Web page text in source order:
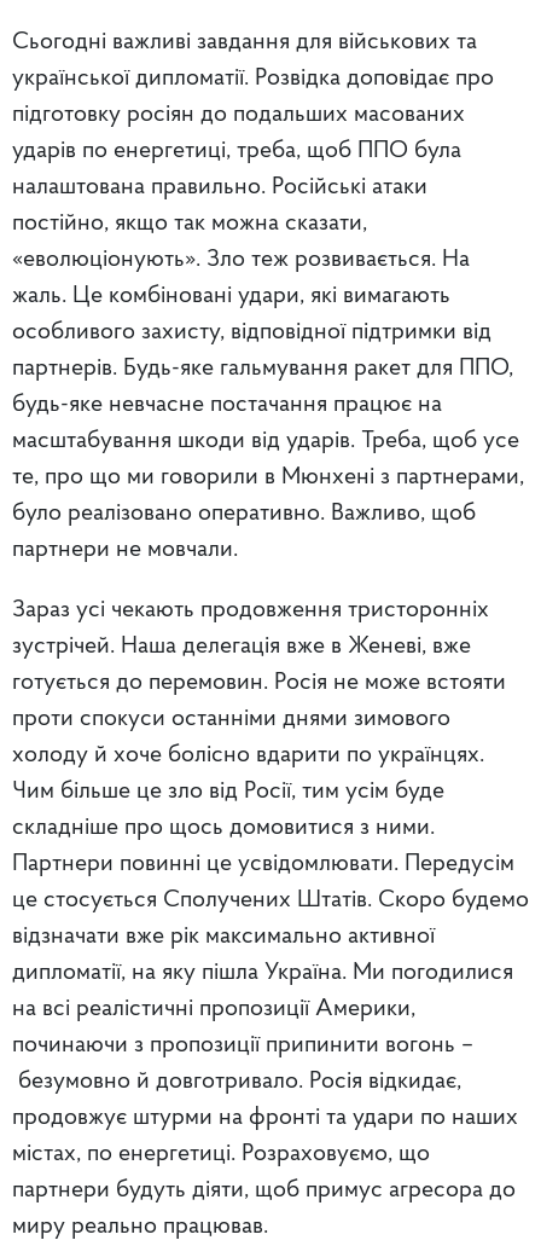
Сьогодні важливі завдання для військових та
української дипломатії. Розвідка доповідає про
підготовку росіян до подальших масованих
ударів по енергетиці, треба, щоб ППО була
налаштована правильно. Російські атаки
постійно, якщо так можна сказати,
«еволюціонують». Зло теж розвивається. На
жаль. Це комбіновані удари, які вимагають
особливого захисту, відповідної підтримки від
партнерів. Будь-яке гальмування ракет для ППО,
будь-яке невчасне постачання працює на
масштабування шкоди від ударів. Треба, щоб усе
те, про що ми говорили в Мюнхені з партнерами,
було реалізовано оперативно. Важливо, щоб
партнери не мовчали.
Зараз усі чекають продовження тристоронніх
зустрічей. Наша делегація вже в Женеві, вже
готується до перемовин. Росія не може встояти
проти спокуси останніми днями зимового
холоду й хоче болісно вдарити по українцях.
Чим більше це зло від Росії, тим усім буде
складніше про щось домовитися з ними.
Партнери повинні це усвідомлювати. Передусім
це стосується Сполучених Штатів. Скоро будемо
відзначати вже рік максимально активної
дипломатії, на яку пішла Україна. Ми погодилися
на всі реалістичні пропозиції Америки,
починаючи з пропозиції припинити вогонь –
безумовно й довготривало. Росія відкидає,
продовжує штурми на фронті та удари по наших
містах, по енергетиці. Розраховуємо, що
партнери будуть діяти, щоб примус агресора до
миру реально працював.